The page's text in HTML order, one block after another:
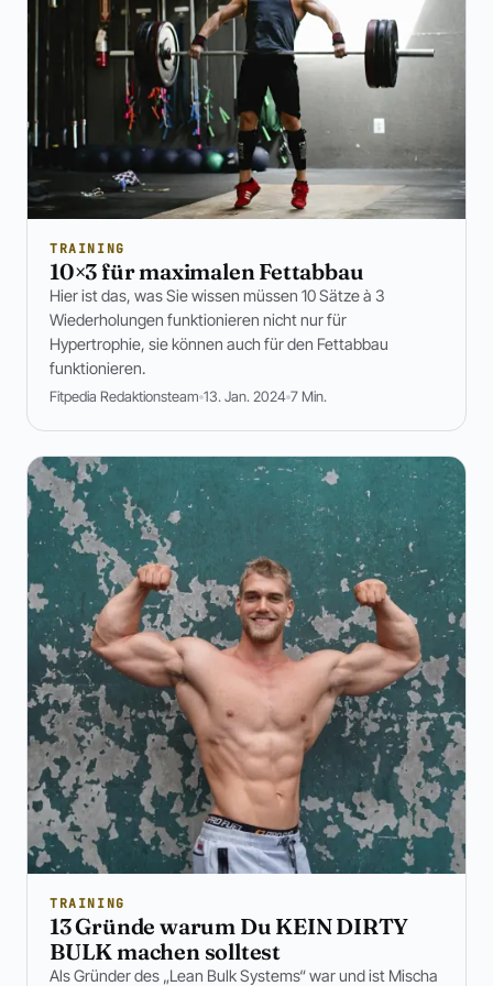
TRAINING
10×3 für maximalen Fettabbau
Hier ist das, was Sie wissen müssen 10 Sätze à 3
Wiederholungen funktionieren nicht nur für
Hypertrophie, sie können auch für den Fettabbau
funktionieren.
Fitpedia Redaktionsteam 13. Jan. 2024 7 Min.
TRAINING
13 Gründe warum Du KEIN DIRTY
BULK machen solltest
Als Gründer des „Lean Bulk Systems“ war und ist Mischa